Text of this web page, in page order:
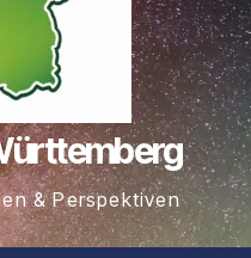
& Perspektiven